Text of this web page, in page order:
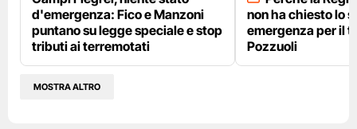
d'emergenza: Fico e Manzoni
puntano su legge speciale e stop
tributi ai terremotati
non ha chiesto lo
emergenza per il
Pozzuoli
MOSTRA ALTRO